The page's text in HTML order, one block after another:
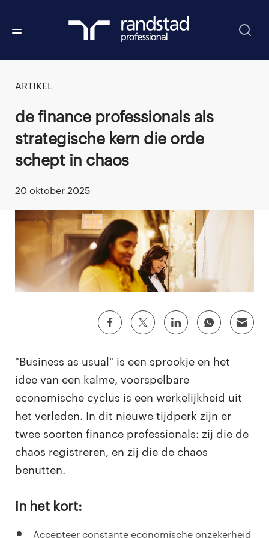
ARTIKEL
De finance professionals als
strategische kern die orde
schept in chaos
20 oktober 2025
"Business as usual" is een sprookje en het
idee van een kalme, voorspelbare
economische cyclus is een werkelijkheid uit
het verleden. In dit nieuwe tijdperk zijn er
twee soorten finance professionals: zij die de
chaos registreren, en zij die de chaos
benutten.
In het kort:
Accepteer constante economische onzekerheid